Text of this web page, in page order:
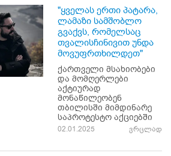
"ყველას ერთი პატარა,
ლამაზი სამშობლო
გვაქვს, რომელსაც
თვალისჩინივით უნდა
მოვუფრთხილდეთ"
ქართველი მსახიობები
და მომღერლები
აქტიურად
მონაწილეობენ
თბილისში მიმდინარე
საპროტესტო აქციებში
02.01.2025 ვრცლად